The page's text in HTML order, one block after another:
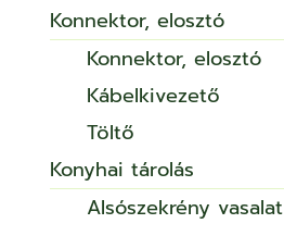
Konnektor, elosztó
Konnektor, elosztó
Kábelkivezető
Töltő
Konyhai tárolás
Alsószekrény vasalat